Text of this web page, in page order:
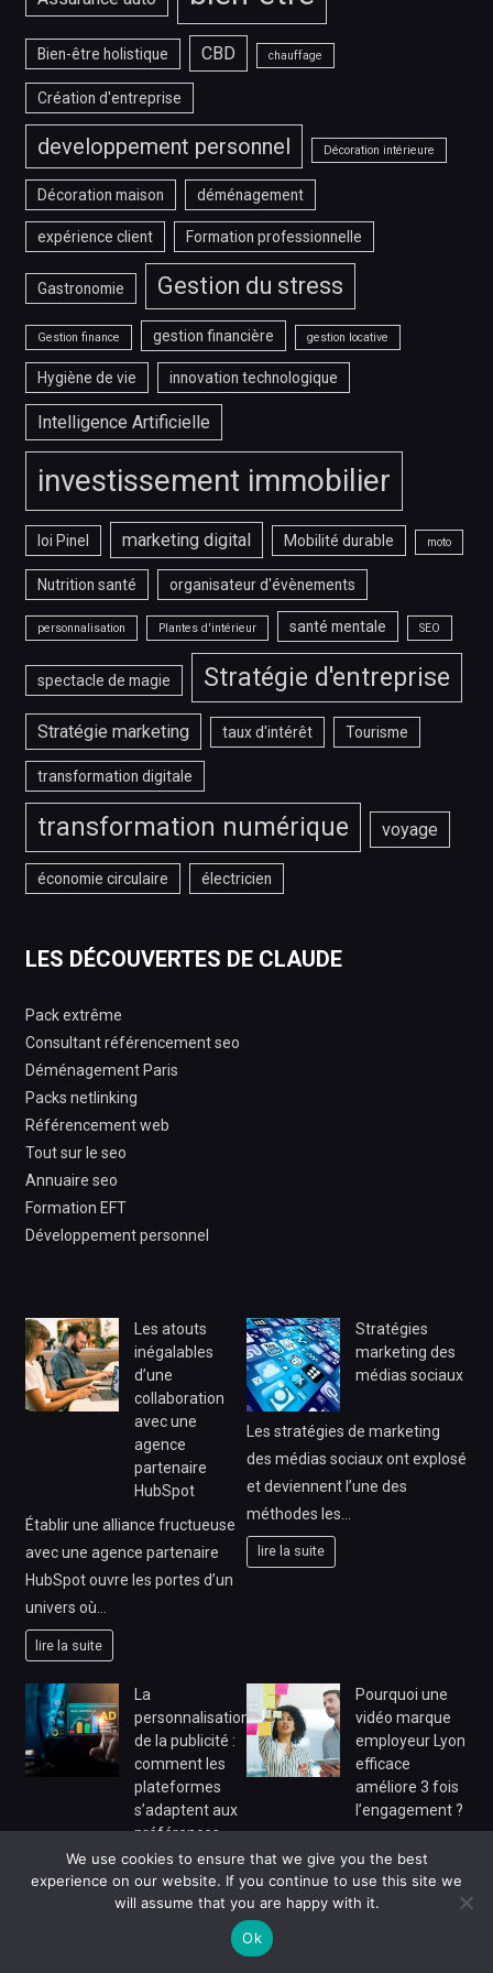
Bien-être holistique CBD chauffage
Création d'entreprise
developpement personnel Décoration intérieure
Décoration maison déménagement
expérience client Formation professionnelle
Gastronomie Gestion du stress
Gestion finance gestion financière gestion locative
Hygiène de vie innovation technologique
Intelligence Artificielle
investissement immobilier
loi Pinel marketing digital Mobilité durable moto
Nutrition santé organisateur d'évènements
personnalisation Plantes d'intérieur santé mentale SEO
spectacle de magie Stratégie d'entreprise
Stratégie marketing taux d'intérêt Tourisme
transformation digitale
transformation numérique voyage
économie circulaire électricien
LES DÉCOUVERTES DE CLAUDE
Pack extrême
Consultant référencement seo
Déménagement Paris
Packs netlinking
Référencement web
Tout sur le seo
Annuaire seo
Formation EFT
Développement personnel
Les atouts
inégalables
d’une
collaboration
avec une
agence
partenaire
HubSpot
Établir une alliance fructueuse
avec une agence partenaire
HubSpot ouvre les portes d’un
univers où…
lire la suite
Stratégies
marketing des
médias sociaux
Les stratégies de marketing
des médias sociaux ont explosé
et deviennent l’une des
méthodes les…
lire la suite
La
personnalisation
de la publicité :
comment les
plateformes
s’adaptent aux
préférences
des
consommateurs
La personnalisation de la
Pourquoi une
vidéo marque
employeur Lyon
efficace
améliore 3 fois
l’engagement ?
employeur Lyon sur
l’engagement interne Dans le
contexte actuel, où la…
We use cookies to ensure that we give you the best
experience on our website. If you continue to use this site we
will assume that you are happy with it.
Ok